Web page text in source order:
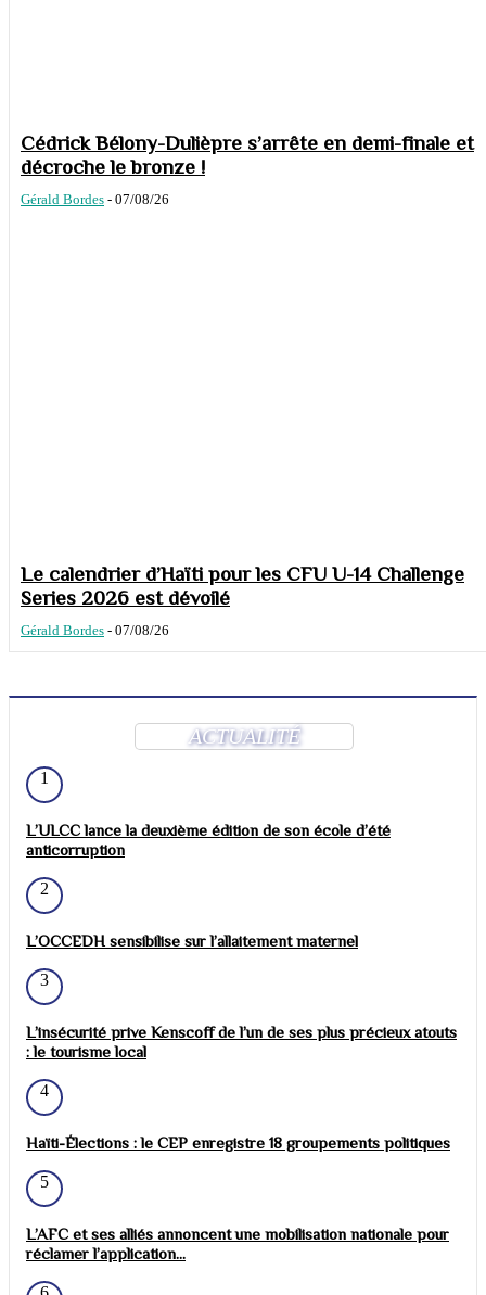
Cédrick Bélony-Dulièpre s’arrête en demi-finale et
décroche le bronze !
Gérald Bordes - 07/08/26
Le calendrier d’Haïti pour les CFU U-14 Challenge
Series 2026 est dévoilé
Gérald Bordes - 07/08/26
ACTUALITÉ
1
L’ULCC lance la deuxième édition de son école d’été
anticorruption
2
L’OCCEDH sensibilise sur l’allaitement maternel
3
L’insécurité prive Kenscoff de l’un de ses plus précieux atouts
: le tourisme local
4
Haïti-Élections : le CEP enregistre 18 groupements politiques
5
L’AFC et ses alliés annoncent une mobilisation nationale pour
réclamer l’application...